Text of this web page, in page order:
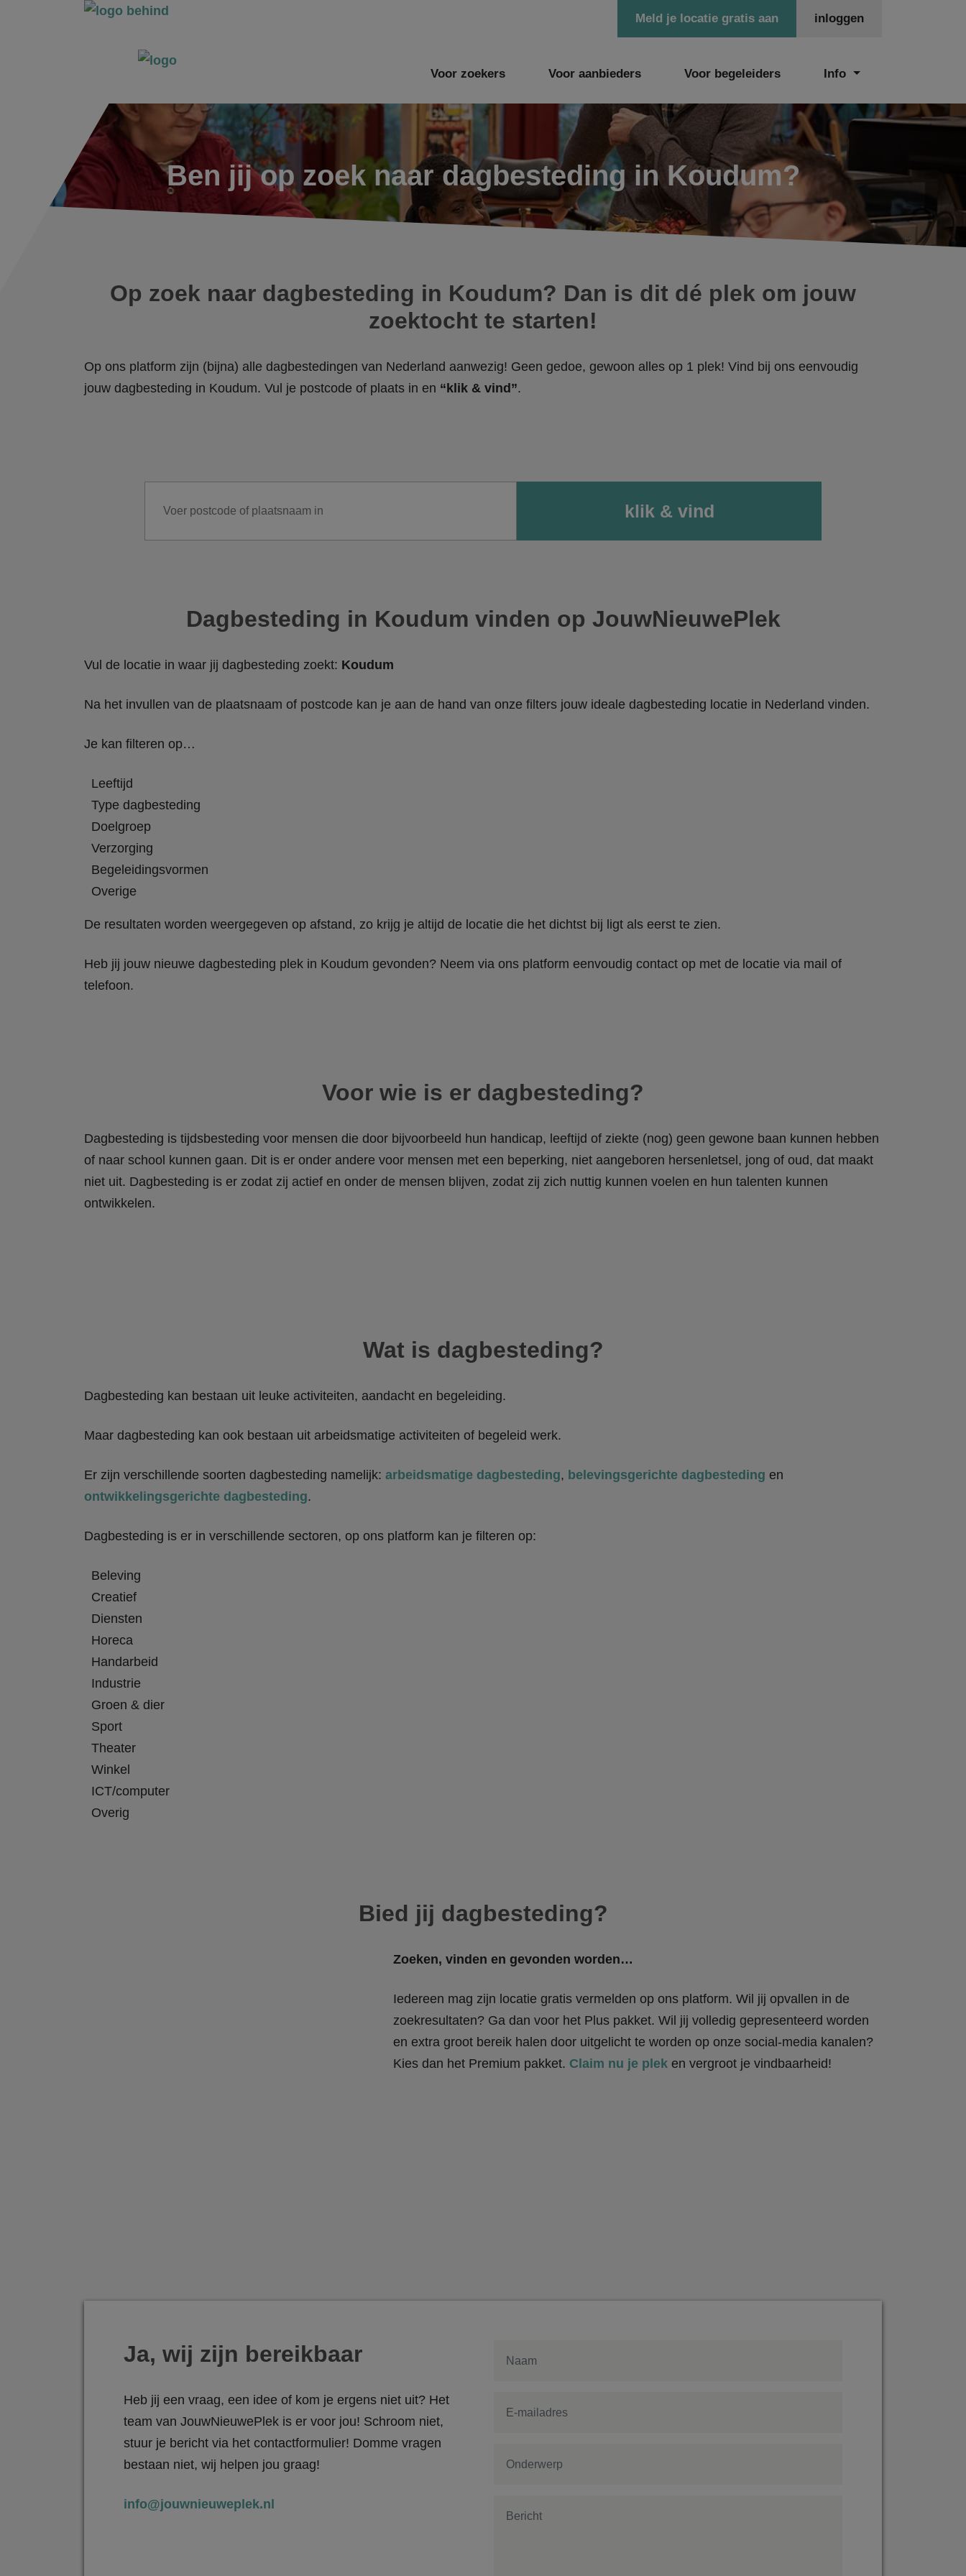
inloggen
Meld je locatie gratis aan
Voor zoekers Voor aanbieders Voor begeleiders Info
Ben jij op zoek naar dagbesteding in Koudum?
Op zoek naar dagbesteding in Koudum? Dan is dit dé plek om jouw
zoektocht te starten!
Op ons platform zijn (bijna) alle dagbestedingen van Nederland aanwezig! Geen gedoe, gewoon alles op 1 plek! Vind bij ons eenvoudig
jouw dagbesteding in Koudum. Vul je postcode of plaats in en “klik & vind”.
Dagbesteding in Koudum vinden op JouwNieuwePlek
Vul de locatie in waar jij dagbesteding zoekt: Koudum
Na het invullen van de plaatsnaam of postcode kan je aan de hand van onze filters jouw ideale dagbesteding locatie in Nederland vinden.
Je kan filteren op…
Leeftijd
Type dagbesteding
Doelgroep
Verzorging
Begeleidingsvormen
Overige
De resultaten worden weergegeven op afstand, zo krijg je altijd de locatie die het dichtst bij ligt als eerst te zien.
Heb jij jouw nieuwe dagbesteding plek in Koudum gevonden? Neem via ons platform eenvoudig contact op met de locatie via mail of
telefoon.
Voor wie is er dagbesteding?
Dagbesteding is tijdsbesteding voor mensen die door bijvoorbeeld hun handicap, leeftijd of ziekte (nog) geen gewone baan kunnen hebben
of naar school kunnen gaan. Dit is er onder andere voor mensen met een beperking, niet aangeboren hersenletsel, jong of oud, dat maakt
niet uit. Dagbesteding is er zodat zij actief en onder de mensen blijven, zodat zij zich nuttig kunnen voelen en hun talenten kunnen
ontwikkelen.
Wat is dagbesteding?
Dagbesteding kan bestaan uit leuke activiteiten, aandacht en begeleiding.
Maar dagbesteding kan ook bestaan uit arbeidsmatige activiteiten of begeleid werk.
Er zijn verschillende soorten dagbesteding namelijk: arbeidsmatige dagbesteding, belevingsgerichte dagbesteding en
ontwikkelingsgerichte dagbesteding.
Dagbesteding is er in verschillende sectoren, op ons platform kan je filteren op:
Beleving
Creatief
Diensten
Horeca
Handarbeid
Industrie
Groen & dier
Sport
Theater
Winkel
ICT/computer
Overig
Bied jij dagbesteding?
Zoeken, vinden en gevonden worden…
Iedereen mag zijn locatie gratis vermelden op ons platform. Wil jij opvallen in de
zoekresultaten? Ga dan voor het Plus pakket. Wil jij volledig gepresenteerd worden
en extra groot bereik halen door uitgelicht te worden op onze social-media kanalen?
Kies dan het Premium pakket. Claim nu je plek en vergroot je vindbaarheid!
Ja, wij zijn bereikbaar
Heb jij een vraag, een idee of kom je ergens niet uit? Het
team van JouwNieuwePlek is er voor jou! Schroom niet,
stuur je bericht via het contactformulier! Domme vragen
bestaan niet, wij helpen jou graag!
info@jouwnieuweplek.nl